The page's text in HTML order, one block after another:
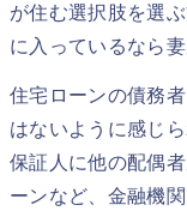
が住む選択肢を選
に入っているなら
住宅ローンの債務
はないように感じ
保証人に他の配偶
ーンなど、金融機